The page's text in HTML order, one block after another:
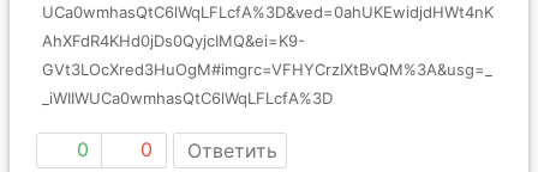
UCa0wmhasQtC6lWqLFLcfA%3D&ved=0ahUKEwidjdHWt4nK
AhXFdR4KHd0jDs0QyjcIMQ&ei=K9-
GVt3LOcXred3HuOgM#imgrc=VFHYCrzIXtBvQM%3A&usg=_
_iWIIWUCa0wmhasQtC6lWqLFLcfA%3D
0 0 Ответить